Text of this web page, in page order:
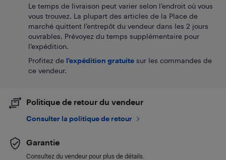
Le temps de livraison peut varier selon l'endroit où vous
vous trouvez. La plupart des articles de la Place de
marché quittent l’entrepôt du vendeur dans les 2 jours
ouvrables. Prévoyez du temps supplémentaire pour
l’expédition.
Profitez de l'expédition gratuite sur les commandes de
ce vendeur.
Politique de retour du vendeur
Consulter la politique de retour
Garantie
Consultez du vendeur pour plus de détails.